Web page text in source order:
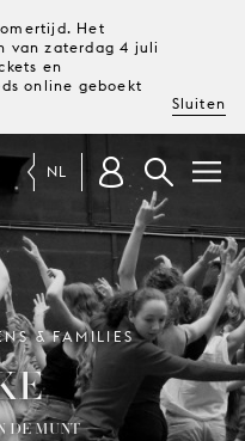
Het
van zaterdag 4 juli
en
online geboekt
Sluiten
TICKETS &
NL
& FAMILIES
DE MUNT